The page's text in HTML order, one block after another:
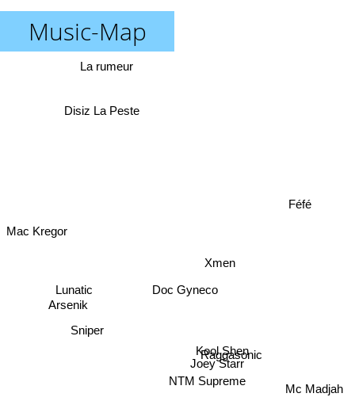
Music-Map
NTM Supreme
Joey Starr
Kool Shen
Raggasonic
Doc Gyneco
Xmen
Sniper
Féfé
Lunatic
Arsenik
Disiz La Peste
La rumeur
Mac Kregor